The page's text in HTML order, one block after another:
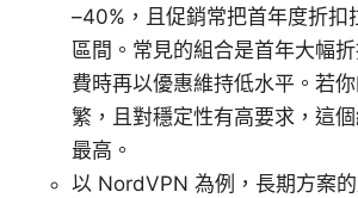
–40%，且促銷常把首年度折扣
區間。常見的組合是首年大幅
費時再以優惠維持低水平。若
繁，且對穩定性有高要求，這
最高。
以 NordVPN 為例，長期方案